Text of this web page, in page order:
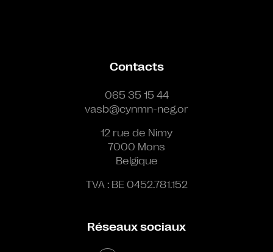
Contacts
065 35 15 44
vasb@cynmn-neg.or
12 rue de Nimy
7000 Mons
Belgique
TVA : BE 0452.781.152
Réseaux sociaux